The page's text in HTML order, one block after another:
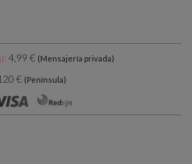
: 4,99 € (Mensajería privada)
€ (Península)